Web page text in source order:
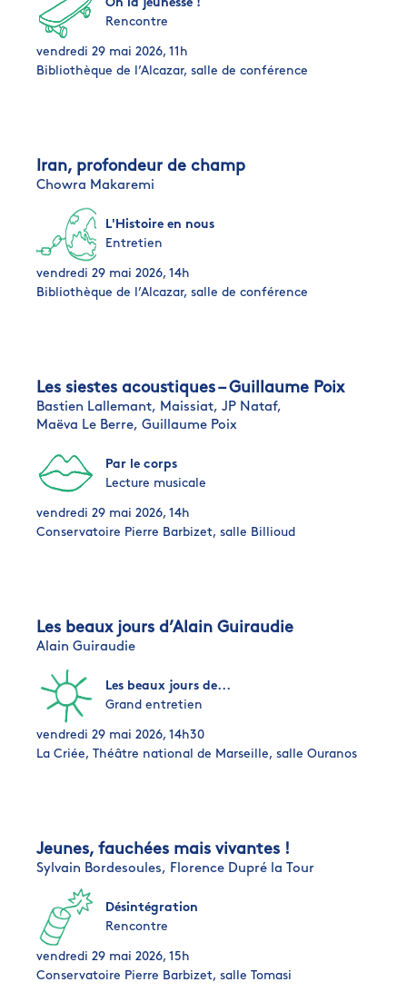
Oh la jeunesse !
Rencontre
vendredi 29 mai 2026, 11h
Bibliothèque de l’Alcazar, salle de conférence
Iran, profondeur de champ
Chowra Makaremi
L'Histoire en nous
Entretien
vendredi 29 mai 2026, 14h
Bibliothèque de l’Alcazar, salle de conférence
Les siestes acoustiques – Guillaume Poix
Bastien Lallemant, Maissiat, JP Nataf,
Maëva Le Berre, Guillaume Poix
Par le corps
Lecture musicale
vendredi 29 mai 2026, 14h
Conservatoire Pierre Barbizet, salle Billioud
Les beaux jours d’Alain Guiraudie
Alain Guiraudie
Les beaux jours de...
Grand entretien
vendredi 29 mai 2026, 14h30
La Criée, Théâtre national de Marseille, salle Ouranos
Jeunes, fauchées mais vivantes !
Sylvain Bordesoules, Florence Dupré la Tour
Désintégration
Rencontre
vendredi 29 mai 2026, 15h
Conservatoire Pierre Barbizet, salle Tomasi